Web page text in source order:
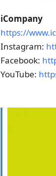
iCompany
https://
Instagram:
Facebook:
YouTube: